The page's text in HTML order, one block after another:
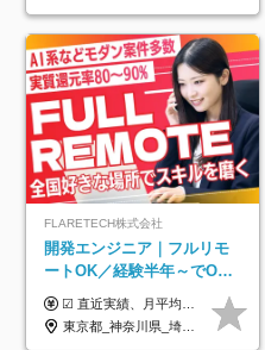
FLARETECH株式会社
開発エンジニア｜フルリモ
ートOK／経験半年～でOK
／実質還元率80～90%／前
給保証／AI系など最先端案
件多数
☑︎ 直近実績、月平均17,000円の昇給 ☑︎ 前職給与100%保証 ☑︎ 実質還元率80～90% ☑︎ 待機時も給与は満額支給 月給35万円～70万円＋交通費など各種手当 ※想定年収：4,200,000円～10,560,000円 ※経験・能力等を考慮の上で決定します。 ※上記金額には、みなし残業手当（50時間分・104,000円～212,000円）を含みます。超過分は別途追加支給します。 ┗残業時間は月平均10時間、多い時でも20時間程度と安定しております ★単価連動型の給与体系ではないため、万が一待機になってもその間の給与は満額支給しています。 ＜1年間の昇給事例をご紹介！＞ ・20代/フロントエンドエンジニア：月給274,000円→月給362,000円（＋88,000円/月） ・20代/iOSエンジニア：月給237,000円→月給287,000円（＋50,000円/月） ・20代/Androidエンジニア：月給316,000円→月給374,000円（＋58,000円/月） ・30代/Javaエンジニア（上流）：月給340,000円→月給418,000円（＋78,000円/月） ・30代/PMO：月給340,000円→月給418,000円（＋78,000円/月）
東京都_神奈川県_埼玉県_千葉県_大阪府_愛知県_北海道_青森県_岩手県_宮城県_秋田県_山形県_福島県_茨城県_栃木県_群馬県_新潟県_山梨県_長野県_富山県_石川県_福井県_静岡県_岐阜県_三重県_兵庫県_京都府_滋賀県_奈良県_和歌山県_広島県_岡山県_鳥取県_島根県_山口県_徳島県_香川県_愛媛県_高知県_福岡県_熊本県_佐賀県_長崎県_大分県_宮崎県_鹿児島県_沖縄県